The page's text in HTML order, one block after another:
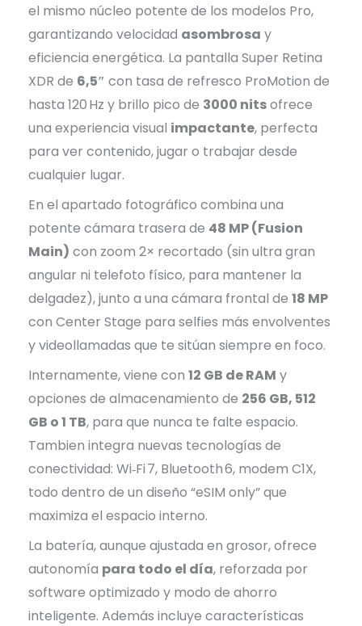
el mismo núcleo potente de los modelos Pro,
garantizando velocidad asombrosa y
eficiencia energética. La pantalla Super Retina
XDR de 6,5″ con tasa de refresco ProMotion de
hasta 120 Hz y brillo pico de 3000 nitsofrece
una experiencia visual impactante, perfecta
para ver contenido, jugar o trabajar desde
cualquier lugar.
En el apartado fotográfico combina una
potente cámara trasera de 48 MP (Fusion
Main) con zoom 2× recortado (sin ultra gran
angular ni telefoto físico, para mantener la
delgadez), junto a una cámara frontal de 18 MP
con Center Stage para selfies más envolventes
y videollamadas que te sitúan siempre en foco.
Internamente, viene con 12 GB de RAM y
opciones de almacenamiento de 256 GB, 512
GB o 1 TB, para que nunca te falte espacio.
Tambien integra nuevas tecnologías de
conectividad: Wi‑Fi 7, Bluetooth 6, modem C1X,
todo dentro de un diseño “eSIM only” que
maximiza el espacio interno.
La batería, aunque ajustada en grosor, ofrece
autonomía para todo el día, reforzada por
software optimizado y modo de ahorro
inteligente. Además incluye características